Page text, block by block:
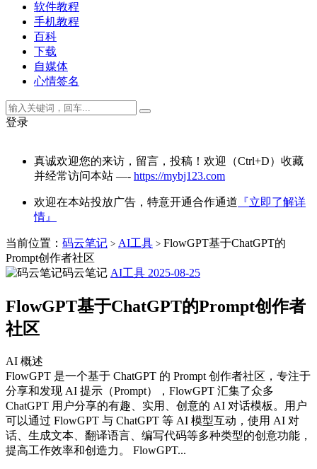
软件教程
手机教程
百科
下载
自媒体
心情签名
登录
真诚欢迎您的来访，留言，投稿！欢迎（Ctrl+D）收藏
并经常访问本站 —- https://mybj123.com
欢迎在本站投放广告，特意开通合作通道 『立即了解详
情』
当前位置： 码云笔记 > AI工具 > FlowGPT基于ChatGPT的
Prompt创作者社区
码云笔记 AI工具 2025-08-25
FlowGPT基于ChatGPT的Prompt创作者
社区
AI 概述
FlowGPT 是一个基于 ChatGPT 的 Prompt 创作者社区，专注于
分享和发现 AI 提示（Prompt），FlowGPT 汇集了众多
ChatGPT 用户分享的有趣、实用、创意的 AI 对话模板。用户
可以通过 FlowGPT 与 ChatGPT 等 AI 模型互动，使用 AI 对
话、生成文本、翻译语言、编写代码等多种类型的创意功能，
提高工作效率和创造力。 FlowGPT...